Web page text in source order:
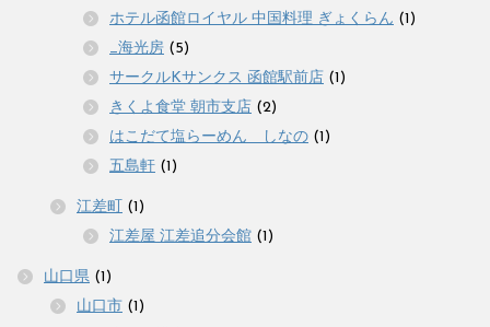
ホテル函館ロイヤル 中国料理 ぎょくらん (1)
_海光房 (5)
サークルKサンクス 函館駅前店 (1)
きくよ食堂 朝市支店 (2)
はこだて塩らーめん しなの (1)
五島軒 (1)
江差町 (1)
江差屋 江差追分会館 (1)
山口県 (1)
山口市 (1)